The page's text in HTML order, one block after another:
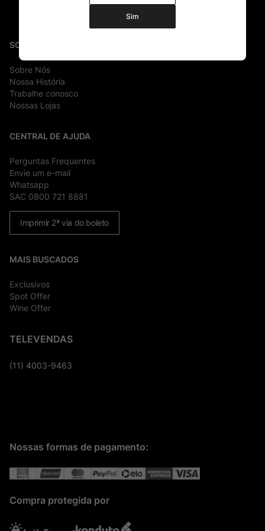
SOBRE
Sobre Nós
Nossa História
Trabalhe conosco
Nossas Lojas
CENTRAL DE AJUDA
Perguntas Frequentes
Envie um e-mail
Whatsapp
SAC 0800 721 8881
Imprimir 2ª via do boleto
MAIS BUSCADOS
Exclusivos
Spot Offer
Wine Offer
TELEVENDAS
(11) 4003-9463
Nossas formas de pagamento:
Compra protegida por
Sim